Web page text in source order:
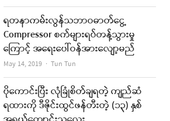
ရတနာကမ်းလွန်သဘာဝဓာတ်ငွေ့
Compressor စက်များရပ်တန့်သွားမှု
ကြောင့် အရေးပေါ်ဝန်အားလျော့မည်
May 14, 2019 Author
Tun Tun
ပိုကောင်းပြီး လုံခြုံစိတ်ချရတဲ့ ကျည်ဆံ
ရထားကို ဒီဇိုင်းထွင်ဖန်တီးတဲ့ (၁၃) နှစ်